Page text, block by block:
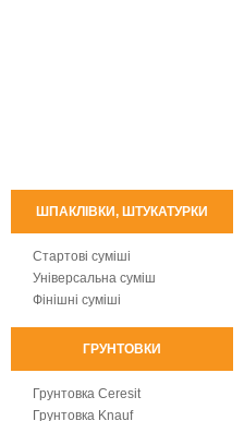
ШПАКЛІВКИ, ШТУКАТУРКИ
Стартові суміші
Універсальна суміш
Фінішні суміші
ГРУНТОВКИ
Грунтовка Ceresit
Грунтовка Knauf